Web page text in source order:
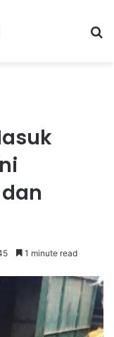
1 minute read